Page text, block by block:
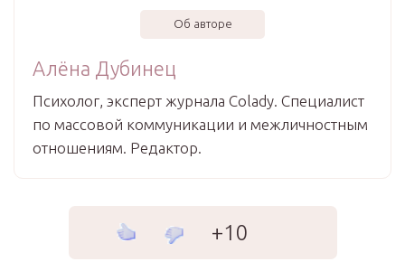
Об авторе
Алёна Дубинец
Психолог, эксперт журнала Colady. Специалист
по массовой коммуникации и межличностным
отношениям. Редактор.
+10